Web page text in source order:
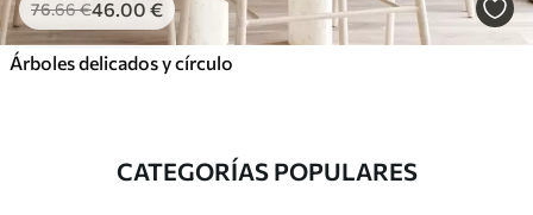
76.66€46.00 €
Árboles delicados y círculo
CATEGORÍAS POPULARES